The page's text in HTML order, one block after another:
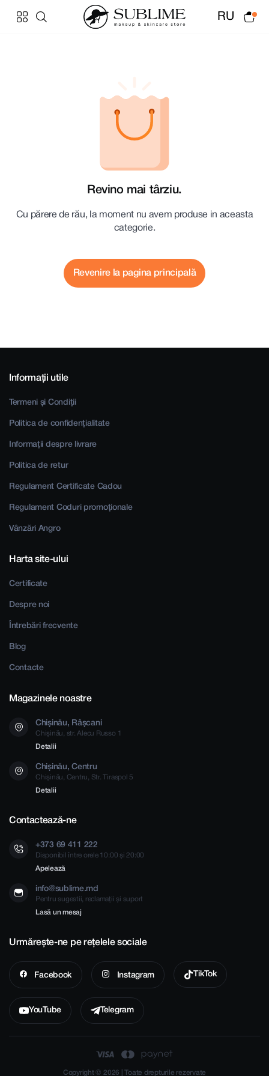
RU
Revino mai târziu.
Cu părere de rău, la moment nu avem produse in aceasta
categorie.
Revenire la pagina principală
Informații utile
Termeni și Condiții
Politica de confidențialitate
Informații despre livrare
Politica de retur
Regulament Certificate Cadou
Regulament Coduri promoționale
Vânzări Angro
Harta site-ului
Certificate
Despre noi
Întrebări frecvente
Blog
Contacte
Magazinele noastre
Chișinău, Râșcani
Chișinău, str. Alecu Russo 1
Detalii
Chișinău, Centru
Chișinău, Centru, Str. Tiraspol 5
Detalii
Contactează-ne
+373 69 411 222
Disponibil între orele 10:00 și 20:00
Apelează
info@sublime.md
Pentru sugestii, reclamații și suport
Lasă un mesaj
Urmărește-ne pe rețelele sociale
Facebook Instagram TikTok
YouTube Telegram
Copyright © 2026 | Toate drepturile rezervate